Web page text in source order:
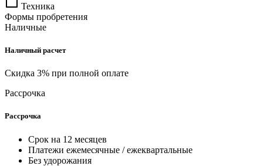
Техника
Формы пробретения
Наличные
Наличный расчет
Скидка 3% при полной оплате
Рассрочка
Рассрочка
Срок на 12 месяцев
Платежи ежемесячные / ежеквартальные
Без удорожания